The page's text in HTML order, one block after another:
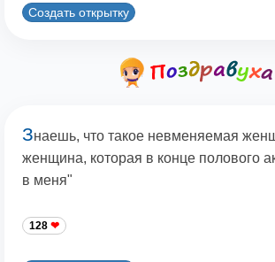
Создать открытку
Знаешь, что такое невменяемая
женщина, которая в конце полового
в меня"
128